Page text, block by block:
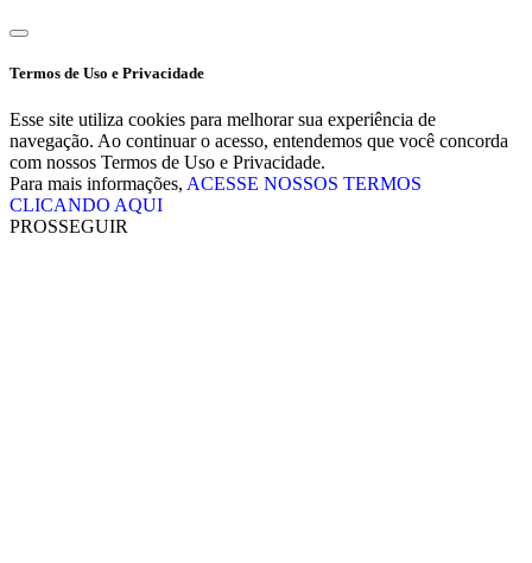
Termos de Uso e Privacidade
Esse site utiliza cookies para melhorar sua experiência de
navegação. Ao continuar o acesso, entendemos que você concorda
com nossos Termos de Uso e Privacidade.
Para mais informações, ACESSE NOSSOS TERMOS
CLICANDO AQUI
PROSSEGUIR